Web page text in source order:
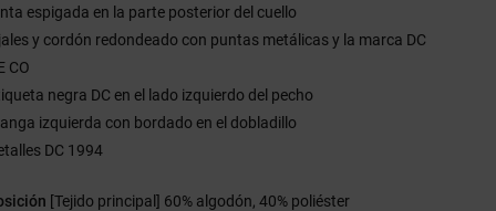
espigada en la parte posterior del cuello
y cordón redondeado con puntas metálicas y la marca DC
CO
negra DC en el lado izquierdo del pecho
izquierda con bordado en el dobladillo
DC 1994
[Tejido principal] 60% algodón, 40% poliéster